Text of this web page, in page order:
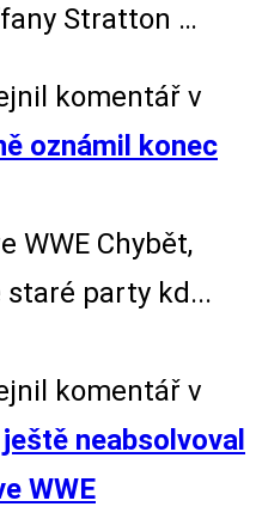
Stratton …
komentář v
oznámil konec
WWE Chybět,
staré party kd...
komentář v
neabsolvoval
WWE